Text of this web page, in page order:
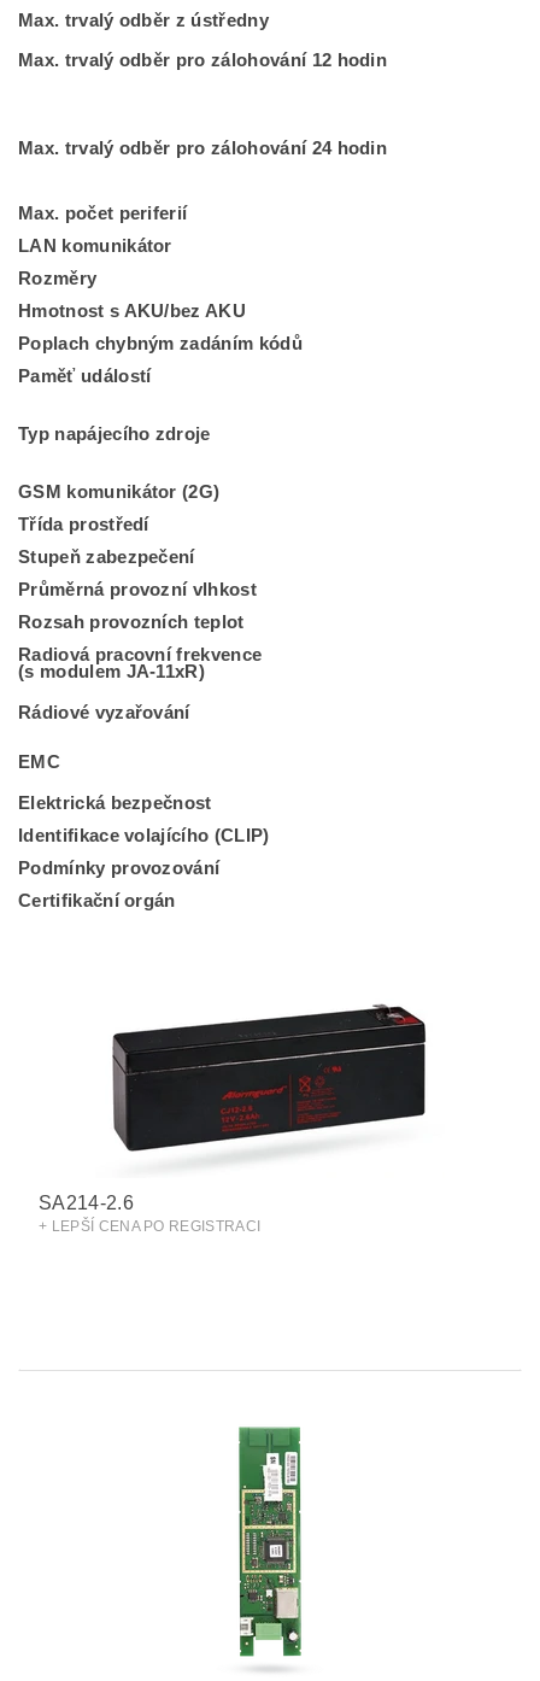
Max. trvalý odběr z ústředny
Max. trvalý odběr pro zálohování 12 hodin
Max. trvalý odběr pro zálohování 24 hodin
Max. počet periferií
LAN komunikátor
Rozměry
Hmotnost s AKU/bez AKU
Poplach chybným zadáním kódů
Paměť událostí
Typ napájecího zdroje
GSM komunikátor (2G)
Třída prostředí
Stupeň zabezpečení
Průměrná provozní vlhkost
Rozsah provozních teplot
Radiová pracovní frekvence
(s modulem JA-11xR)
Rádiové vyzařování
EMC
Elektrická bezpečnost
Identifikace volajícího (CLIP)
Podmínky provozování
Certifikační orgán
SA214-2.6
+ LEPŠÍ CENA PO REGISTRACI